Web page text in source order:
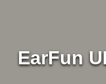
EarFun